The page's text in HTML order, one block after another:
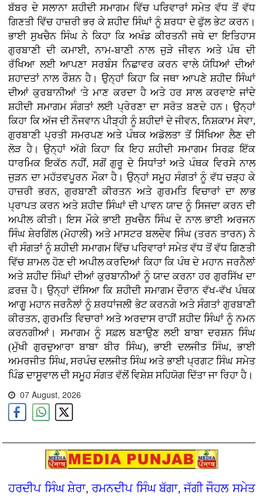
ਬੱਬਰ ਦੇ ਸਲਾਨਾ ਸ਼ਹੀਦੀ ਸਮਾਗਮ ਵਿੱਚ ਪਰਿਵਾਰਾਂ ਸਮੇਤ ਵੱਧ ਤੋਂ ਵੱਧ
ਗਿਣਤੀ ਵਿੱਚ ਹਾਜ਼ਰੀ ਭਰ ਕੇ ਸ਼ਹੀਦ ਸਿੰਘਾਂ ਨੂੰ ਸ਼ਰਧਾ ਦੇ ਫੁੱਲ ਭੇਟ ਕਰਨ।
ਭਾਈ ਸੁਖਚੈਨ ਸਿੰਘ ਨੇ ਕਿਹਾ ਕਿ ਅਖੰਡ ਕੀਰਤਨੀ ਜਥੇ ਦਾ ਇਤਿਹਾਸ
ਗੁਰਬਾਣੀ ਦੀ ਕਮਾਈ, ਨਾਮ-ਬਾਣੀ ਨਾਲ ਜੁੜੇ ਜੀਵਨ ਅਤੇ ਪੰਥ ਦੀ
ਰੱਖਿਆ ਲਈ ਆਪਣਾ ਸਰਬੰਸ ਨਿਛਾਵਰ ਕਰਨ ਵਾਲੇ ਯੋਧਿਆਂ ਦੀਆਂ
ਸ਼ਹਾਦਤਾਂ ਨਾਲ ਰੌਸ਼ਨ ਹੈ। ਉਨ੍ਹਾਂ ਕਿਹਾ ਕਿ ਜਥਾ ਆਪਣੇ ਸ਼ਹੀਦ ਸਿੰਘਾਂ
ਦੀਆਂ ਕੁਰਬਾਨੀਆਂ 'ਤੇ ਮਾਣ ਕਰਦਾ ਹੈ ਅਤੇ ਹਰ ਸਾਲ ਕਰਵਾਏ ਜਾਂਦੇ
ਸ਼ਹੀਦੀ ਸਮਾਗਮ ਸੰਗਤਾਂ ਲਈ ਪ੍ਰੇਰਣਾ ਦਾ ਸਰੋਤ ਬਣਦੇ ਹਨ। ਉਨ੍ਹਾਂ
ਕਿਹਾ ਕਿ ਅੱਜ ਦੀ ਨੌਜਵਾਨ ਪੀੜ੍ਹੀ ਨੂੰ ਸ਼ਹੀਦਾਂ ਦੇ ਜੀਵਨ, ਨਿਸ਼ਕਾਮ ਸੇਵਾ,
ਗੁਰਬਾਣੀ ਪ੍ਰਤੀ ਸਮਰਪਣ ਅਤੇ ਪੰਥਕ ਅਡੋਲਤਾ ਤੋਂ ਸਿੱਖਿਆ ਲੈਣ ਦੀ
ਲੋੜ ਹੈ। ਉਨ੍ਹਾਂ ਅੱਗੇ ਕਿਹਾ ਕਿ ਇਹ ਸ਼ਹੀਦੀ ਸਮਾਗਮ ਸਿਰਫ਼ ਇੱਕ
ਧਾਰਮਿਕ ਇਕੱਠ ਨਹੀਂ, ਸਗੋਂ ਗੁਰੂ ਦੇ ਸਿਧਾਂਤਾਂ ਅਤੇ ਪੰਥਕ ਵਿਰਸੇ ਨਾਲ
ਜੁੜਨ ਦਾ ਮਹੱਤਵਪੂਰਨ ਮੌਕਾ ਹੈ। ਉਨ੍ਹਾਂ ਸਮੂਹ ਸੰਗਤਾਂ ਨੂੰ ਵੱਧ ਚੜ੍ਹ ਕੇ
ਹਾਜ਼ਰੀ ਭਰਨ, ਗੁਰਬਾਣੀ ਕੀਰਤਨ ਅਤੇ ਗੁਰਮਤਿ ਵਿਚਾਰਾਂ ਦਾ ਲਾਭ
ਪ੍ਰਾਪਤ ਕਰਨ ਅਤੇ ਸ਼ਹੀਦ ਸਿੰਘਾਂ ਦੀ ਪਾਵਨ ਯਾਦ ਨੂੰ ਸਿਜਦਾ ਕਰਨ ਦੀ
ਅਪੀਲ ਕੀਤੀ। ਇਸ ਮੌਕੇ ਭਾਈ ਸੁਖਚੈਨ ਸਿੰਘ ਦੇ ਨਾਲ ਭਾਈ ਅਰਜਨ
ਸਿੰਘ ਸ਼ੇਰਗਿੱਲ (ਮੋਹਾਲੀ) ਅਤੇ ਮਾਸਟਰ ਬਲਦੇਵ ਸਿੰਘ (ਤਰਨ ਤਾਰਨ) ਨੇ
ਵੀ ਸੰਗਤਾਂ ਨੂੰ ਸ਼ਹੀਦੀ ਸਮਾਗਮ ਵਿੱਚ ਪਰਿਵਾਰਾਂ ਸਮੇਤ ਵੱਧ ਤੋਂ ਵੱਧ ਗਿਣਤੀ
ਵਿੱਚ ਸ਼ਾਮਲ ਹੋਣ ਦੀ ਅਪੀਲ ਕਰਦਿਆਂ ਕਿਹਾ ਕਿ ਪੰਥ ਦੇ ਮਹਾਨ ਜਰਨੈਲਾਂ
ਅਤੇ ਸ਼ਹੀਦ ਸਿੰਘਾਂ ਦੀਆਂ ਕੁਰਬਾਨੀਆਂ ਨੂੰ ਯਾਦ ਕਰਨਾ ਹਰ ਗੁਰਸਿੱਖ ਦਾ
ਫ਼ਰਜ਼ ਹੈ। ਉਨ੍ਹਾਂ ਦੱਸਿਆ ਕਿ ਸ਼ਹੀਦੀ ਸਮਾਗਮ ਦੌਰਾਨ ਵੱਖ-ਵੱਖ ਪੰਥਕ
ਆਗੂ ਮਹਾਨ ਜਰਨੈਲਾਂ ਨੂੰ ਸ਼ਰਧਾਂਜਲੀ ਭੇਟ ਕਰਨਗੇ ਅਤੇ ਸੰਗਤਾਂ ਗੁਰਬਾਣੀ
ਕੀਰਤਨ, ਗੁਰਮਤਿ ਵਿਚਾਰਾਂ ਅਤੇ ਅਰਦਾਸ ਰਾਹੀਂ ਸ਼ਹੀਦ ਸਿੰਘਾਂ ਨੂੰ ਨਮਨ
ਕਰਨਗੀਆਂ। ਸਮਾਗਮ ਨੂੰ ਸਫ਼ਲ ਬਣਾਉਣ ਲਈ ਬਾਬਾ ਦਰਸ਼ਨ ਸਿੰਘ
(ਮੁੱਖੀ ਗੁਰਦੁਆਰਾ ਬਾਬਾ ਬੀਰ ਸਿੰਘ), ਭਾਈ ਦਲਜੀਤ ਸਿੰਘ, ਭਾਈ
ਅਮਰਜੀਤ ਸਿੰਘ, ਸਰਪੰਚ ਦਲਜੀਤ ਸਿੰਘ ਅਤੇ ਭਾਈ ਪ੍ਰਗਟ ਸਿੰਘ ਸਮੇਤ
ਪਿੰਡ ਦਾਸੂਵਾਲ ਦੀ ਸਮੂਹ ਸੰਗਤ ਵੱਲੋਂ ਵਿਸ਼ੇਸ਼ ਸਹਿਯੋਗ ਦਿੱਤਾ ਜਾ ਰਿਹਾ ਹੈ।
07 August, 2026
ਹਰਦੀਪ ਸਿੰਘ ਸ਼ੇਰਾ, ਰਮਨਦੀਪ ਸਿੰਘ ਬੱਗਾ, ਜੱਗੀ ਜੌਹਲ ਸਮੇਤ